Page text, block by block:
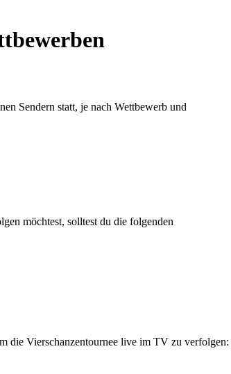
Sendern statt, je nach Wettbewerb und
möchtest, solltest du die folgenden
die Vierschanzentournee live im TV zu verfolgen: